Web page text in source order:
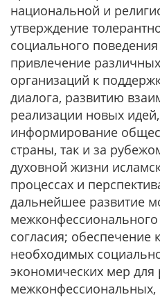
национальной и
утверждение
социального
привлечение
организаций к
диалога, развитию
реализации новых
информирование
страны, так и за
духовной жизни
процессах и
дальнейшее развитие
согласия; обеспечение
необходимых
экономических мер для
межконфессиональных,